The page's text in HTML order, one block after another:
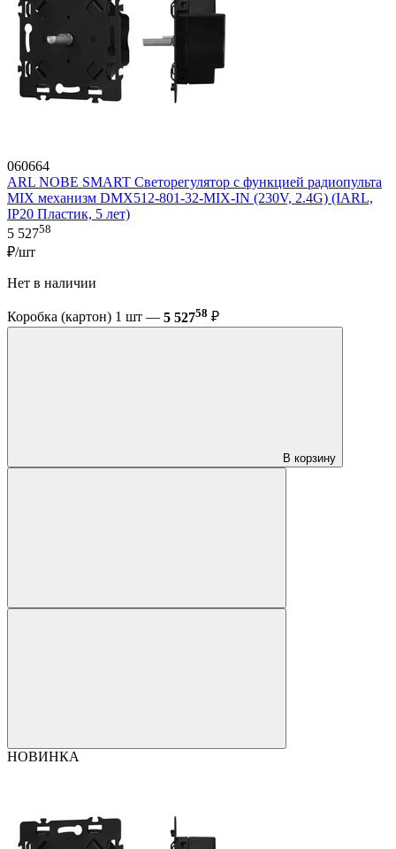
060664
ARL NOBE SMART Светорегулятор с функцией радиопульта
MIX механизм DMX512-801-32-MIX-IN (230V, 2.4G) (IARL,
IP20 Пластик, 5 лет)
5 52758
₽/шт
Нет в наличии
Коробка (картон) 1 шт — 5 52758 ₽
В корзину
НОВИНКА